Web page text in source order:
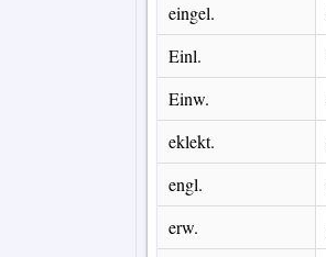
eingel.
Einl.
Einw.
eklekt.
engl.
erw.